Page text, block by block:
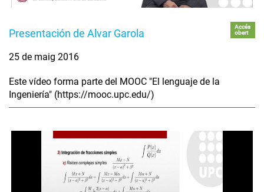
Presentación de Alvar Garola
Accés
obert
25 de maig 2016
Este vídeo forma parte del MOOC "El lenguaje de la
Ingeniería" (https://mooc.upc.edu/)